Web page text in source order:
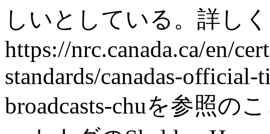
しいとしている。詳し
https://nrc.canada.ca/en/
standards/canadas-
broadcasts-chuを参照の